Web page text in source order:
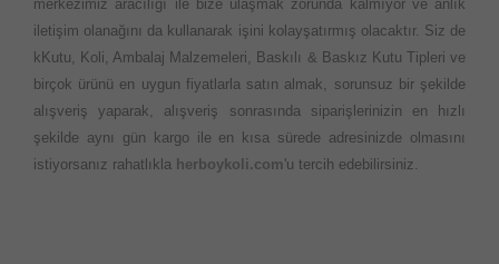
merkezimiz aracılığı ile bize ulaşmak zorunda kalmıyor ve anlık
iletişim olanağını da kullanarak işini kolayşatırmış olacaktır. Siz de
kKutu, Koli, Ambalaj Malzemeleri, Baskılı & Baskız Kutu Tipleri ve
birçok ürünü en uygun fiyatlarla satın almak, sorunsuz bir şekilde
alışveriş yaparak, alışveriş sonrasında siparişlerinizin en hızlı
şekilde aynı gün kargo ile en kısa sürede adresinizde olmasını
istiyorsanız rahatlıkla herboykoli.com'u tercih edebilirsiniz.